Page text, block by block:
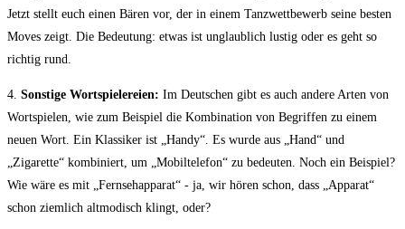
Jetzt‍ stellt euch einen Bären vor, der in einem ⁣Tanzwettbewerb seine ‍besten
Moves zeigt. Die Bedeutung: etwas ist unglaublich lustig oder⁤ es‍ geht⁢ so
richtig rund.
4. Sonstige Wortspielereien: Im Deutschen gibt es auch andere Arten von
Wortspielen,⁤ wie ⁣zum Beispiel die Kombination von Begriffen zu⁣ einem‌
neuen Wort. Ein Klassiker ist „Handy“. Es wurde aus „Hand“ ⁤und
„Zigarette“ kombiniert, um „Mobiltelefon“ zu bedeuten. Noch⁣ ein Beispiel?
Wie wäre es mit „Fernsehapparat“ -‌ ja, wir hören schon, dass „Apparat“
schon⁢ ziemlich altmodisch klingt, oder?